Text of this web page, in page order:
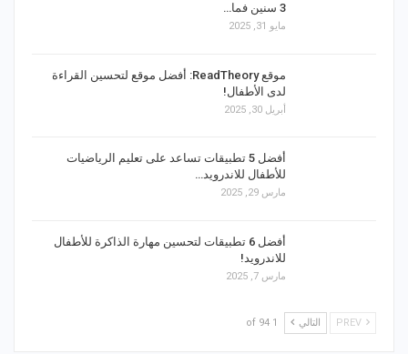
3 سنين فما…
مايو 31, 2025
موقع ReadTheory: أفضل موقع لتحسين القراءة
لدى الأطفال!
أبريل 30, 2025
أفضل 5 تطبيقات تساعد على تعليم الرياضيات
للأطفال للاندرويد…
مارس 29, 2025
أفضل 6 تطبيقات لتحسين مهارة الذاكرة للأطفال
للاندرويد!
مارس 7, 2025
التالي 1 of 94